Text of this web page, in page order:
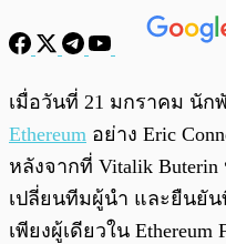
พร้อมเล่น
เมื่อวันที่ 21 มกราคม นั
Ethereum อย่าง Eric
หลังจากที่ Vitalik
เปลี่ยนทีมผู้นำ และยืนยั
เพียงผู้เดียวใน Ethereum